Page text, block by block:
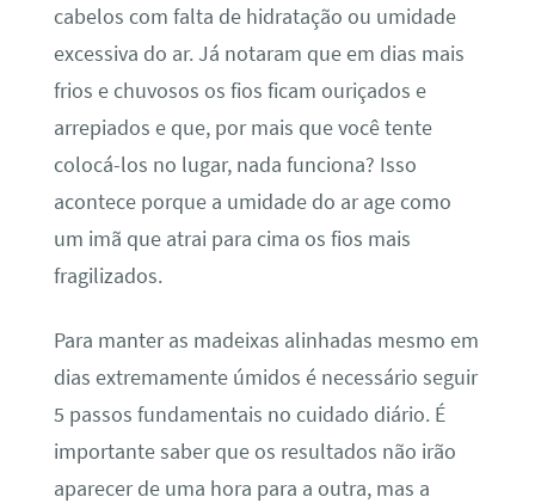
cabelos com falta de hidratação ou umidade
excessiva do ar. Já notaram que em dias mais
frios e chuvosos os fios ficam ouriçados e
arrepiados e que, por mais que você tente
colocá-los no lugar, nada funciona? Isso
acontece porque a umidade do ar age como
um imã que atrai para cima os fios mais
fragilizados.
Para manter as madeixas alinhadas mesmo em
dias extremamente úmidos é necessário seguir
5 passos fundamentais no cuidado diário. É
importante saber que os resultados não irão
aparecer de uma hora para a outra, mas a